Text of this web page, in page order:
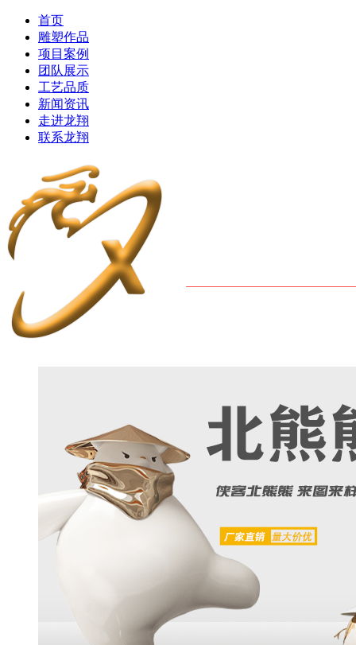
首页
雕塑作品
项目案例
团队展示
工艺品质
新闻资讯
走进龙翔
联系龙翔